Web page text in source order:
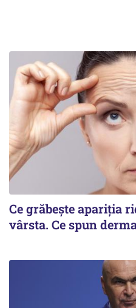
Ce grăbește apariția
vârsta. Ce spun